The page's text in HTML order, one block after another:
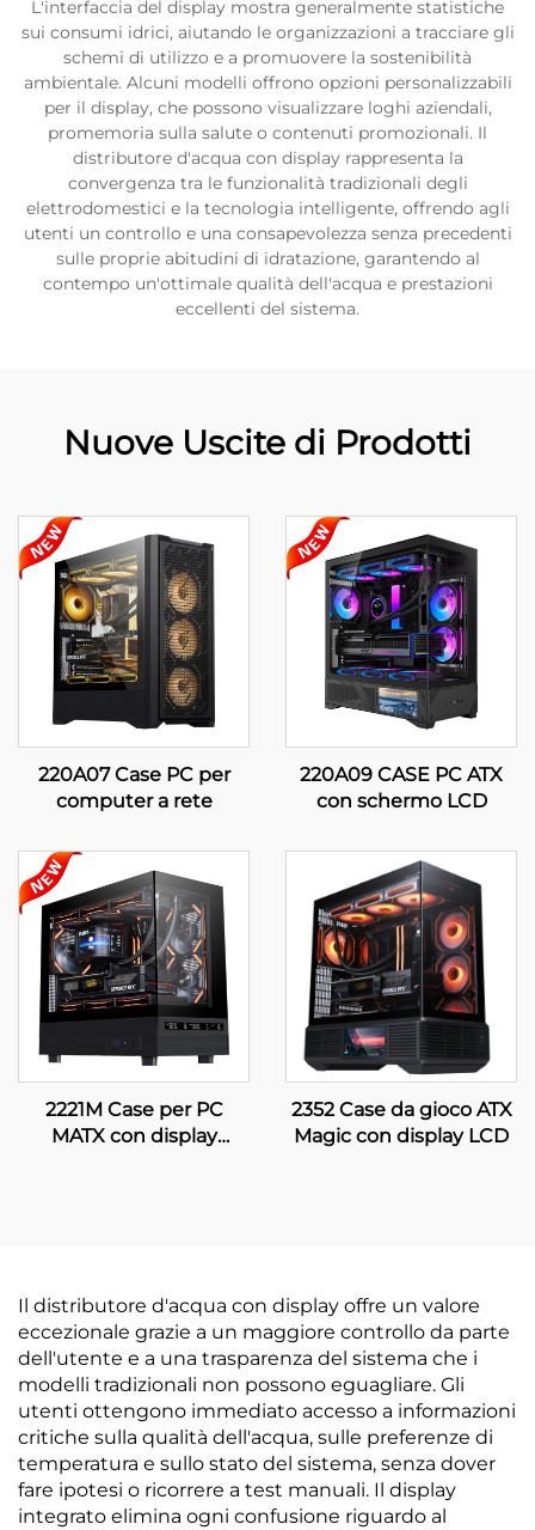
L'interfaccia del display mostra generalmente statistiche
sui consumi idrici, aiutando le organizzazioni a tracciare gli
schemi di utilizzo e a promuovere la sostenibilità
ambientale. Alcuni modelli offrono opzioni personalizzabili
per il display, che possono visualizzare loghi aziendali,
promemoria sulla salute o contenuti promozionali. Il
distributore d'acqua con display rappresenta la
convergenza tra le funzionalità tradizionali degli
elettrodomestici e la tecnologia intelligente, offrendo agli
utenti un controllo e una consapevolezza senza precedenti
sulle proprie abitudini di idratazione, garantendo al
contempo un'ottimale qualità dell'acqua e prestazioni
eccellenti del sistema.
Nuove Uscite di Prodotti
220A07 Case PC per
computer a rete
220A09 CASE PC ATX
con schermo LCD
2221M Case per PC
MATX con display
2352 Case da gioco ATX
Magic con display LCD
Il distributore d'acqua con display offre un valore
eccezionale grazie a un maggiore controllo da parte
dell'utente e a una trasparenza del sistema che i
modelli tradizionali non possono eguagliare. Gli
utenti ottengono immediato accesso a informazioni
critiche sulla qualità dell'acqua, sulle preferenze di
temperatura e sullo stato del sistema, senza dover
fare ipotesi o ricorrere a test manuali. Il display
integrato elimina ogni confusione riguardo al